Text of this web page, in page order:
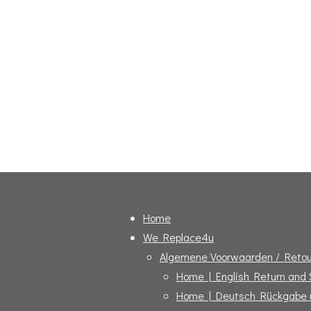
Home
We Replace4u
Algemene Voorwaarden /
Home | English Return and
Home | Deutsch Rückgabe